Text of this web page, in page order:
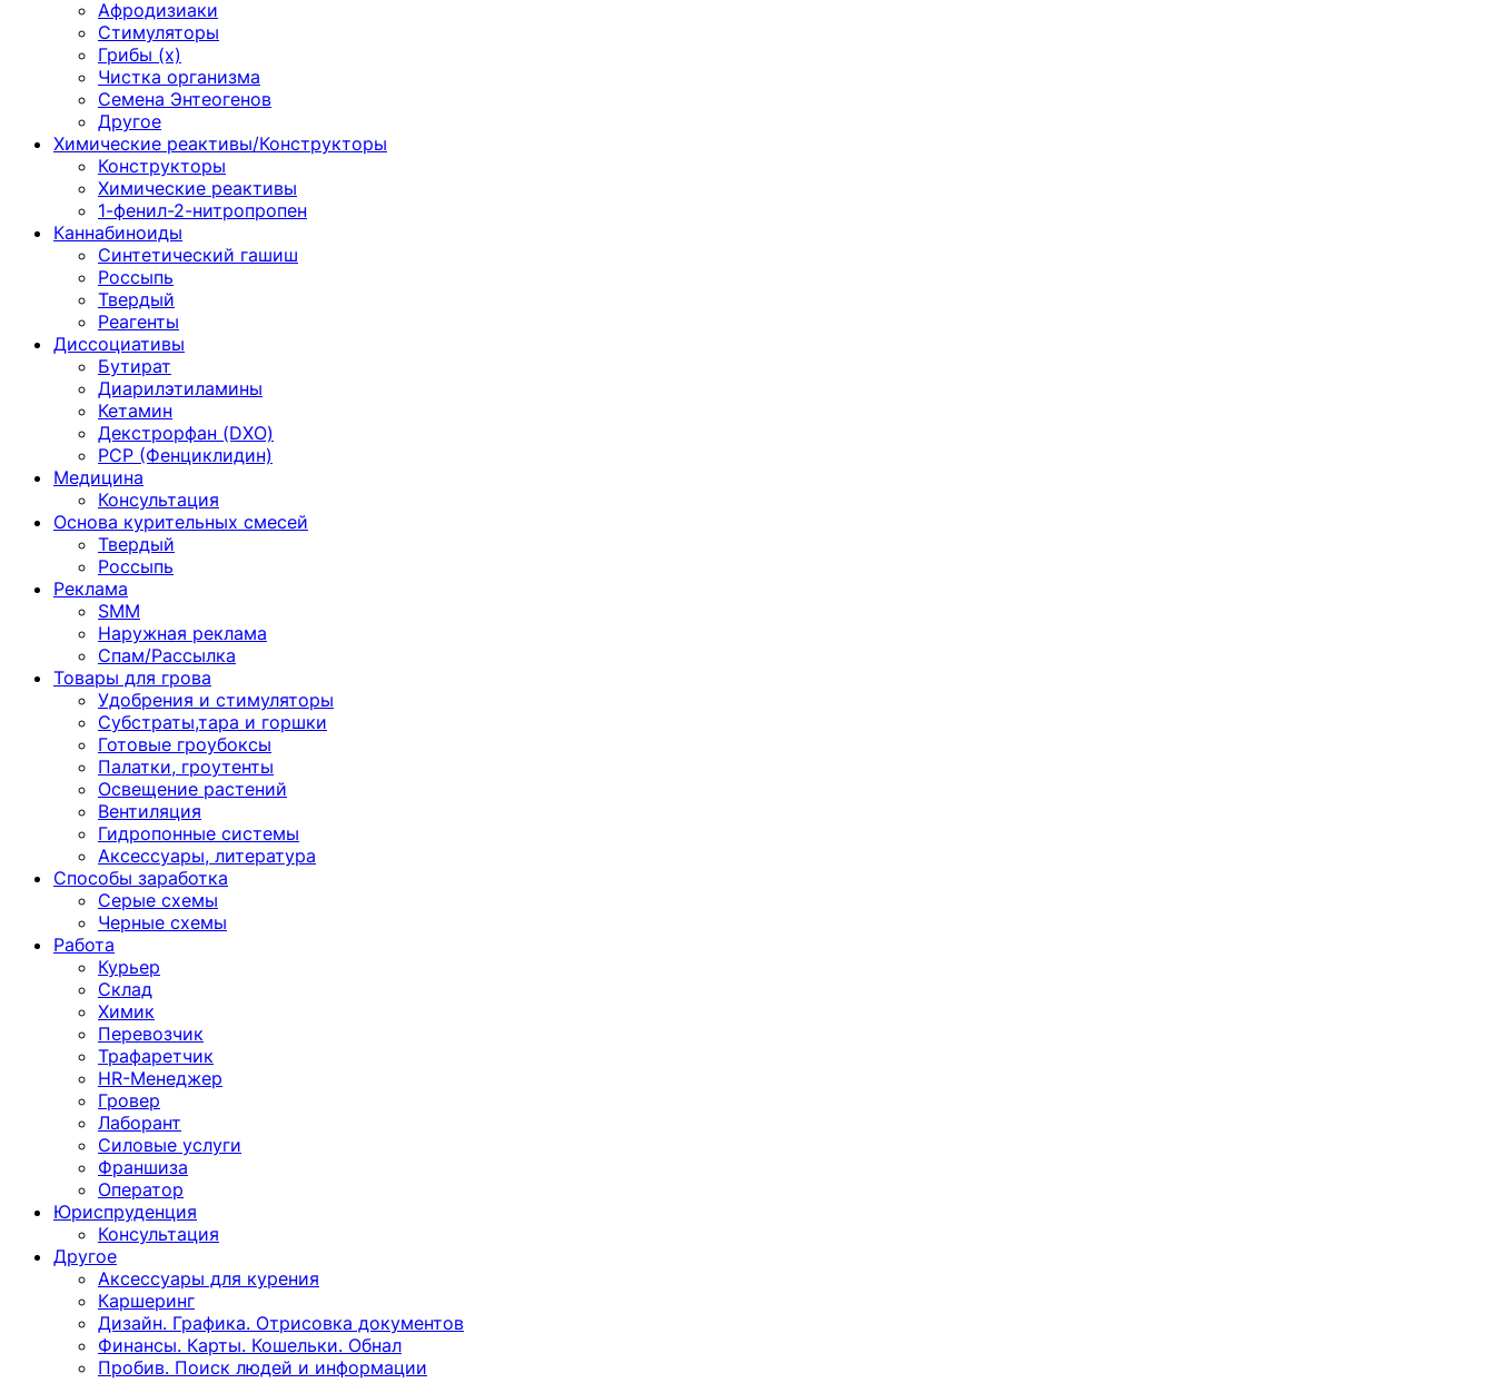
Афродизиаки
Стимуляторы
Грибы (х)
Чистка организма
Семена Энтеогенов
Другое
Химические реактивы/Конструкторы
Конструкторы
Химические реактивы
1-фенил-2-нитропропен
Каннабиноиды
Синтетический гашиш
Россыпь
Твердый
Реагенты
Диссоциативы
Бутират
Диарилэтиламины
Кетамин
Декстрорфан (DXO)
PCP (Фенциклидин)
Медицина
Консультация
Основа курительных смесей
Твердый
Россыпь
Реклама
SMM
Наружная реклама
Спам/Рассылка
Товары для грова
Удобрения и стимуляторы
Субстраты,тара и горшки
Готовые гроубоксы
Палатки, гроутенты
Освещение растений
Вентиляция
Гидропонные системы
Аксессуары, литература
Способы заработка
Серые схемы
Черные схемы
Работа
Курьер
Склад
Химик
Перевозчик
Трафаретчик
HR-Менеджер
Гровер
Лаборант
Силовые услуги
Франшиза
Оператор
Юриспруденция
Консультация
Другoе
Аксессуары для курения
Каршеринг
Дизайн. Графика. Отрисовка документов
Финансы. Карты. Кошельки. Обнал
Пробив. Поиск людей и информации